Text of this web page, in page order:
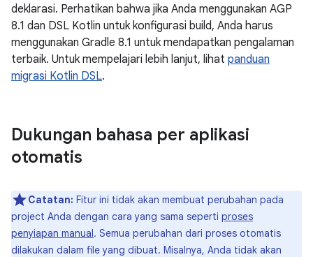
deklarasi. Perhatikan bahwa jika Anda menggunakan AGP
8.1 dan DSL Kotlin untuk konfigurasi build, Anda harus
menggunakan Gradle 8.1 untuk mendapatkan pengalaman
terbaik. Untuk mempelajari lebih lanjut, lihat panduan
migrasi Kotlin DSL.
Dukungan bahasa per aplikasi
otomatis
Catatan: Fitur ini tidak akan membuat perubahan pada
project Anda dengan cara yang sama seperti proses
penyiapan manual. Semua perubahan dari proses otomatis
dilakukan dalam file yang dibuat. Misalnya, Anda tidak akan